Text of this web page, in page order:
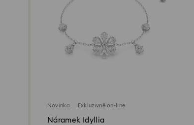
Novinka Exkluzivně on-line
Náramek Idyllia